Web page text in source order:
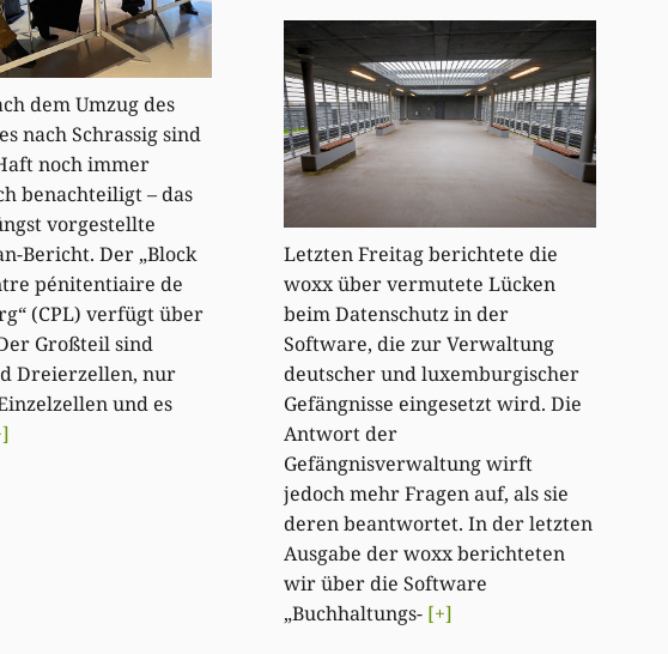
dem Umzug des
nach Schrassig sind
noch immer
benachteiligt – das
vorgestellte
Bericht. Der „Block
pénitentiaire de
(CPL) verfügt über
Großteil sind
Dreierzellen, nur
und es
Letzten Freitag berichtete die
woxx über vermutete Lücken
beim Datenschutz in der
Software, die zur Verwaltung
deutscher und luxemburgischer
Gefängnisse eingesetzt wird. Die
Antwort der
Gefängnisverwaltung wirft
jedoch mehr Fragen auf, als sie
deren beantwortet. In der letzten
Ausgabe der woxx berichteten
wir über die Software
„Buchhaltungs- [+]